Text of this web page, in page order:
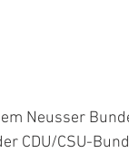
Neusser
CDU/CSU-